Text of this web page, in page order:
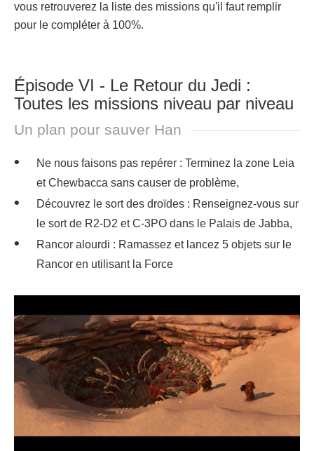
vous retrouverez la liste des missions qu'il faut remplir
pour le compléter à 100%.
Épisode VI - Le Retour du Jedi :
Toutes les missions niveau par niveau
Un plan pour sauver Han
Ne nous faisons pas repérer : Terminez la zone Leia
et Chewbacca sans causer de problème,
Découvrez le sort des droïdes : Renseignez-vous sur
le sort de R2-D2 et C-3PO dans le Palais de Jabba,
Rancor alourdi : Ramassez et lancez 5 objets sur le
Rancor en utilisant la Force